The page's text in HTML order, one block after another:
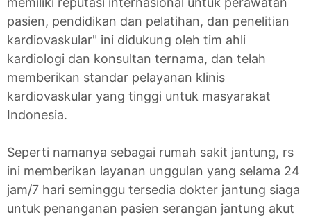
pasien, pendidikan dan pelatihan, dan penelitian
kardiovaskular" ini didukung oleh tim ahli
kardiologi dan konsultan ternama, dan telah
memberikan standar pelayanan klinis
kardiovaskular yang tinggi untuk masyarakat
Indonesia.
Seperti namanya sebagai rumah sakit jantung, rs
ini memberikan layanan unggulan yang selama 24
jam/7 hari seminggu tersedia dokter jantung siaga
untuk penanganan pasien serangan jantung akut